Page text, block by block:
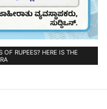
RUPEES? HERE IS THE